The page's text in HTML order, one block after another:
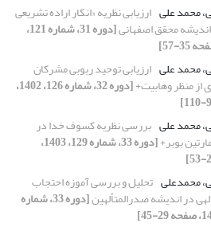
محمد علی ارزیابی نظریه «انکار اراده تشریعی
محقق اصفهانی [دوره 31، شماره 121،
محمد علی ارزیابی توحید ربوبی مشرکان
از منظر وهابیت+ [دوره 32، شماره 126، 1402،
محمد علی بررسی نظریه کسوف خدا در
بوبر+ [دوره 33، شماره 129، 1403،
محمدعلی تحلیل و بررسی آموزه احتجاب
در اندیشه صدرالمتألهین [دوره 33، شماره